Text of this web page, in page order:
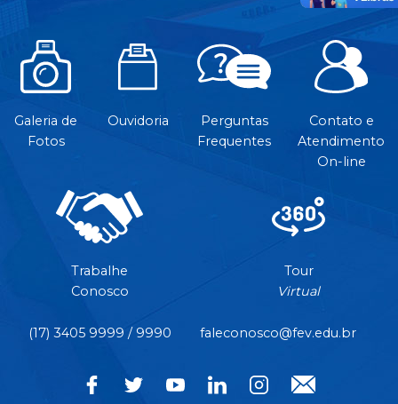
Galeria de
Fotos
Ouvidoria
Perguntas
Frequentes
Contato e
Atendimento
On-line
Trabalhe
Conosco
Tour
Virtual
(17) 3405 9999 / 9990 faleconosco@fev.edu.br